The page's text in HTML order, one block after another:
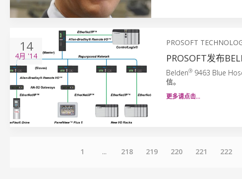
14
4月 '14
PROSOFT
PROSOFT发布
Belden®9463 Blue
信。
更多请点击…
1 ... 218 219 220 221 222